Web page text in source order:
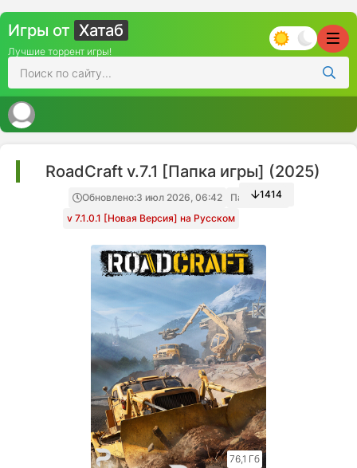
Игры от Хатаб
Лучшие торрент игры!
RoadCraft v.7.1 [Папка игры] (2025)
Обновлено:3 июл 2026, 06:42
Папка игры
v 7.1.0.1 [Новая Версия] на Русском
1414
76,1 Гб